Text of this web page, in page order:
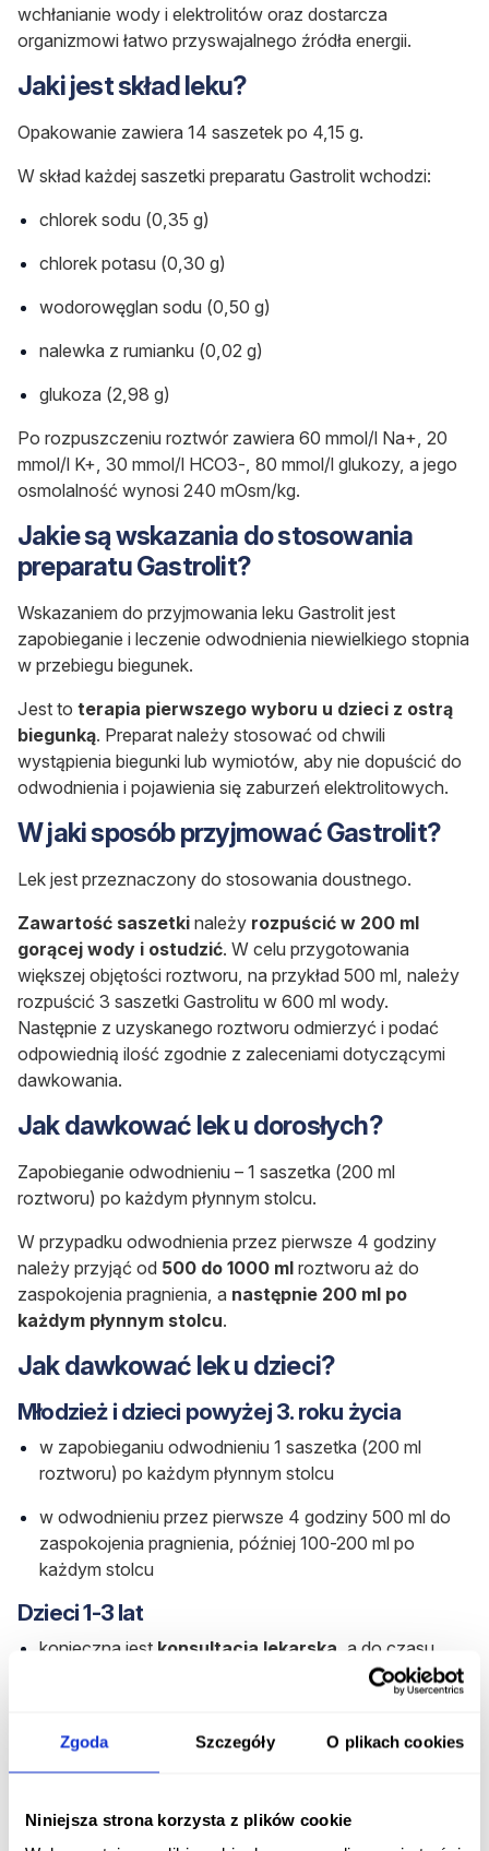
Zgoda Szczegóły O plikach cookies
Niniejsza strona korzysta z plików cookie
wchłanianie wody i elektrolitów oraz dostarcza
organizmowi łatwo przyswajalnego źródła energii.
Jaki jest skład leku?
Opakowanie zawiera 14 saszetek po 4,15 g.
W skład każdej saszetki preparatu Gastrolit wchodzi:
chlorek sodu (0,35 g)
chlorek potasu (0,30 g)
wodorowęglan sodu (0,50 g)
nalewka z rumianku (0,02 g)
glukoza (2,98 g)
Po rozpuszczeniu roztwór zawiera 60 mmol/l Na+, 20
mmol/l K+, 30 mmol/l HCO3-, 80 mmol/l glukozy, a jego
osmolalność wynosi 240 mOsm/kg.
Jakie są wskazania do stosowania
preparatu Gastrolit?
Wskazaniem do przyjmowania leku Gastrolit jest
zapobieganie i leczenie odwodnienia niewielkiego stopnia
w przebiegu biegunek.
Jest to terapia pierwszego wyboru u dzieci z ostrą
biegunką. Preparat należy stosować od chwili
wystąpienia biegunki lub wymiotów, aby nie dopuścić do
odwodnienia i pojawienia się zaburzeń elektrolitowych.
W jaki sposób przyjmować Gastrolit?
Lek jest przeznaczony do stosowania doustnego.
Zawartość saszetki należy rozpuścić w 200 ml
gorącej wody i ostudzić. W celu przygotowania
większej objętości roztworu, na przykład 500 ml, należy
rozpuścić 3 saszetki Gastrolitu w 600 ml wody.
Następnie z uzyskanego roztworu odmierzyć i podać
odpowiednią ilość zgodnie z zaleceniami dotyczącymi
dawkowania.
Jak dawkować lek u dorosłych?
Zapobieganie odwodnieniu – 1 saszetka (200 ml
roztworu) po każdym płynnym stolcu.
W przypadku odwodnienia przez pierwsze 4 godziny
należy przyjąć od 500 do 1000 ml roztworu aż do
zaspokojenia pragnienia, a następnie 200 ml po
każdym płynnym stolcu.
Jak dawkować lek u dzieci?
Młodzież i dzieci powyżej 3. roku życia
w zapobieganiu odwodnieniu 1 saszetka (200 ml
roztworu) po każdym płynnym stolcu
w odwodnieniu przez pierwsze 4 godziny 500 ml do
zaspokojenia pragnienia, później 100-200 ml po
każdym stolcu
Dzieci 1-3 lat
konieczna jest konsultacja lekarska , a do czasu
konsultacji można podać 10 ml roztworu na kilogram
w odwodnieniu w ciągu pierwszych 4 godzin
stosujemy 50 ml roztworu na kg mc. (ok. 500-750 ml)
roztworu na kg mc. (ok. 100-150 ml)